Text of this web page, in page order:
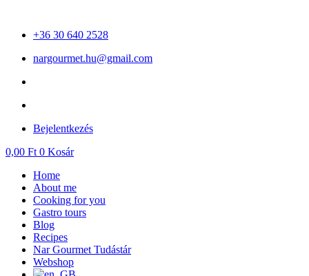
content+36 30 640 2528
nargourmet.hu@gmail.com
Bejelentkezés
0,00 Ft 0 Kosár
Home
About me
Cooking for you
Gastro tours
Blog
Recipes
Nar Gourmet Tudástár
Webshop